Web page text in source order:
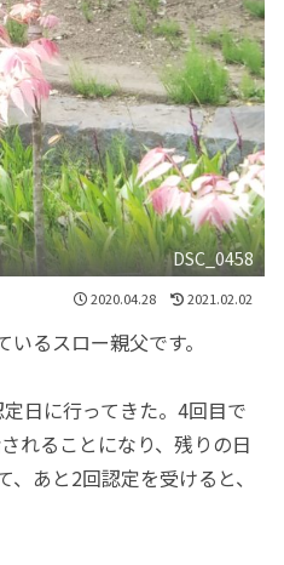
DSC_0458
2020.04.28 2021.02.02
るスロー親父です。
日に行ってきた。4回目で
れることになり、残りの日
あと2回認定を受けると、